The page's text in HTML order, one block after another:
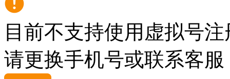
目前不支持使用虚拟号注
请更换手机号或联系客服